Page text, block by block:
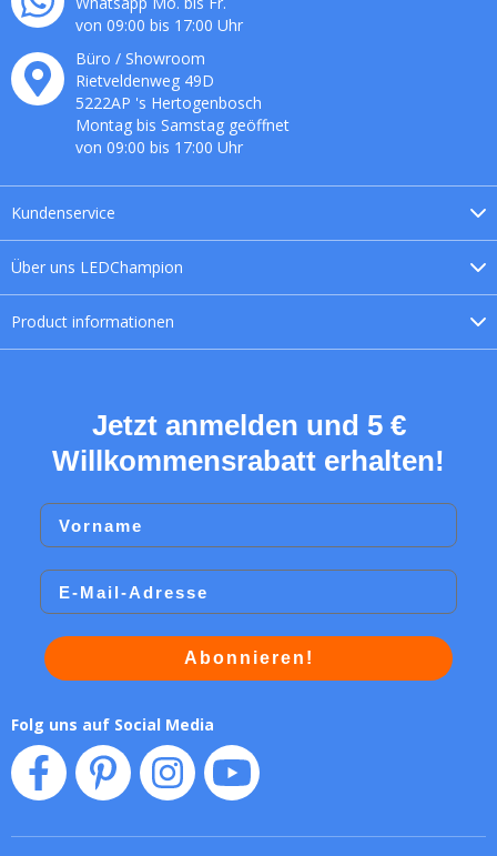
Über uns LEDChampion
Product informationen
Kundenservice
von 09:00 bis 17:00 Uhr
Büro / Showroom
Rietveldenweg 49D
5222AP 's Hertogenbosch
Montag bis Samstag geöffnet
von 09:00 bis 17:00 Uhr
Jetzt anmelden und 5 €
Willkommensrabatt erhalten!
Vorname
Email
Abonnieren!
Folg uns auf Social Media